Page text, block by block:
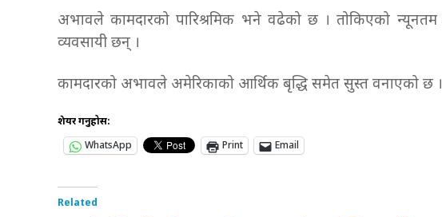
अभावले कामदारको पारिश्रमिक भने वढेको छ । तोकिएको न्यूनतम
व्यवसायी छन् ।
कामदारको अभावले अमेरिकाको आर्थिक बृद्धि समेत सुस्त वनाएको छ ।
शेयर गर्नुहोस:
WhatsApp
Print Email
Related